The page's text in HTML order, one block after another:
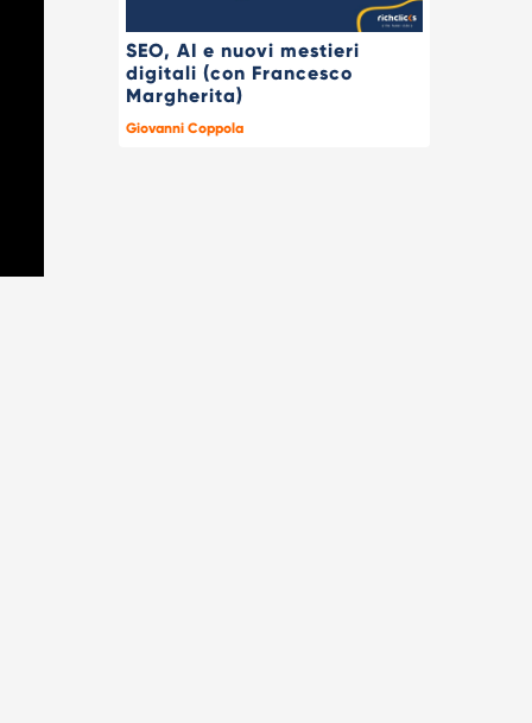
SEO, AI e nuovi mestieri
digitali (con Francesco
Margherita)
Giovanni Coppola